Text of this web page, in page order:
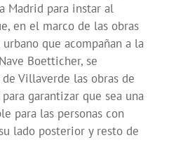
Madrid para instar al
en el marco de las obras
que acompañan a la
Boetticher, se
Villaverde las obras de
garantizar que sea una
para las personas con
lado posterior y resto de